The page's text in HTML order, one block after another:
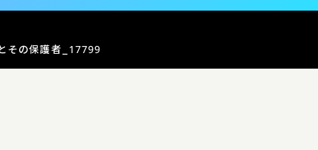
その保護者_17799